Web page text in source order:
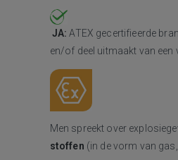
JA: ATEX gecertifieerde
en/of deel uitmaakt van een
Men spreekt over
stoffen (in de vorm van